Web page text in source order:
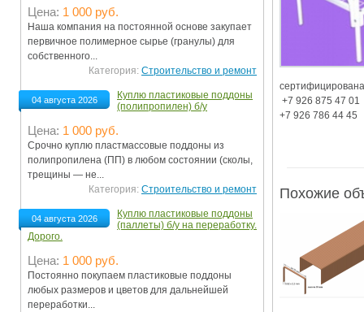
Ограничения движения транспорта на майские
Электронные транспортные карты
+7 926 875 47 01
Похожие
Цена: 1 000 руб.
Наша компания на постоянной основе закупает
первичное полимерное сырье (гранулы) для
собственного...
Категория: Строительство и ремонт
04 августа 2026
Куплю пластиковые поддоны
(полипропилен) б/у
Цена: 1 000 руб.
Срочно куплю пластмассовые поддоны из
полипропилена (ПП) в любом состоянии (сколы,
трещины — не...
Категория: Строительство и ремонт
04 августа 2026
Куплю пластиковые поддоны
(паллеты) б/у на переработку.
Дорого.
Цена: 1 000 руб.
Постоянно покупаем пластиковые поддоны
любых размеров и цветов для дальнейшей
переработки...